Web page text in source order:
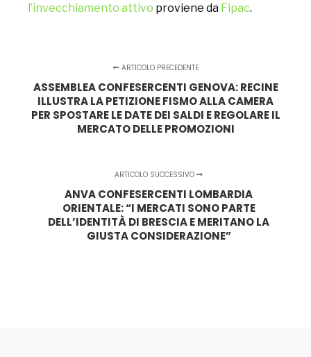
l’invecchiamento attivo proviene da Fipac.
ARTICOLO PRECEDENTE
ASSEMBLEA CONFESERCENTI GENOVA: RECINE
ILLUSTRA LA PETIZIONE FISMO ALLA CAMERA
PER SPOSTARE LE DATE DEI SALDI E REGOLARE IL
MERCATO DELLE PROMOZIONI
ARTICOLO SUCCESSIVO
ANVA CONFESERCENTI LOMBARDIA
ORIENTALE: “I MERCATI SONO PARTE
DELL’IDENTITÀ DI BRESCIA E MERITANO LA
GIUSTA CONSIDERAZIONE”